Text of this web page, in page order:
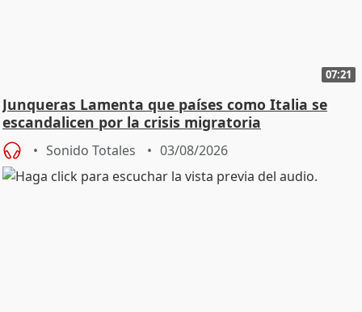
07:21
Junqueras Lamenta que países como Italia se
escandalicen por la crisis migratoria
Sonido Totales 03/08/2026